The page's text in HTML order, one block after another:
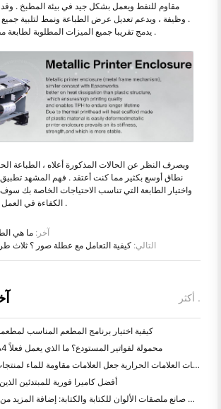
مقاوم للنفط ويعمل بشكل جيد في بيئة المطبخ .
وظيفة ، ويدعم تعديل عرض الطباعة ونمط لتلبية جميع
TP805 يدمج تقريبا جميع الميزات المطلوبة لطابعة مطعم أو مطبخ .
وبصرف النظر عن الحالات المذكورة أعلاه ، الطباعة
نطاق أوسع بكثير مما كنت أعتقد . فهم المشهد تطبيق
واختيار الطابعة التي تناسب الاحتياجات الخاصة بك
الكفاءة في العمل والحياة في المستقبل .
آخر: ما هي
التالي: كيفية التعامل مع عطلة صور ؟ ثلاث
أكثر .
كيفية اختيار برنامج المطعم المناسب
هل تحتاج إلى طابعة A4 محمولة لفواتير المستودع؟ ما الذي يعمل فعلاً
هل يمكن لطابعات العلامات الحرارية جعل العلامات مقاومة للماء لمنتجات الشركات الصغيرة؟
أفضل كاميرا فورية للمبتدئين
أفضل صانع ملصقات الألوان للكتابة والكتابة: إضافة المزيد من الألوان إلى كل صفحة